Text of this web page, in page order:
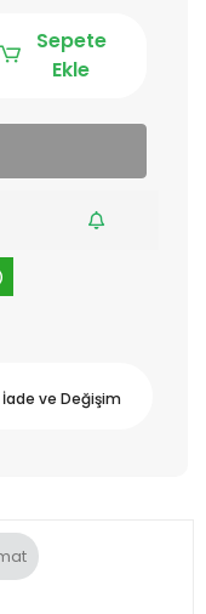
Sepete
Ekle
İade ve Değişim